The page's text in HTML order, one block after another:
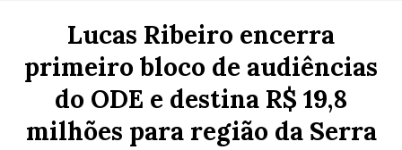
Lucas Ribeiro encerra
primeiro bloco de audiências
do ODE e destina R$ 19,8
milhões para região da Serra